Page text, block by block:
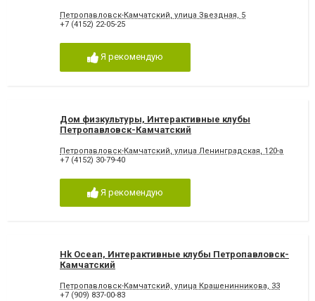
Петропавловск-Камчатский, улица Звездная, 5
+7 (4152) 22-05-25
Я рекомендую
Дом физкультуры, Интерактивные клубы
Петропавловск-Камчатский
Петропавловск-Камчатский, улица Ленинградская, 120-а
+7 (4152) 30-79-40
Я рекомендую
Hk Ocean, Интерактивные клубы Петропавловск-
Камчатский
Петропавловск-Камчатский, улица Крашенинникова, 33
+7 (909) 837-00-83